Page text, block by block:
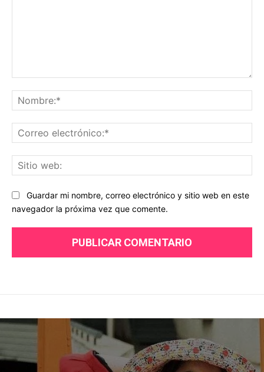
Guardar mi nombre, correo electrónico y sitio web en este
navegador la próxima vez que comente.